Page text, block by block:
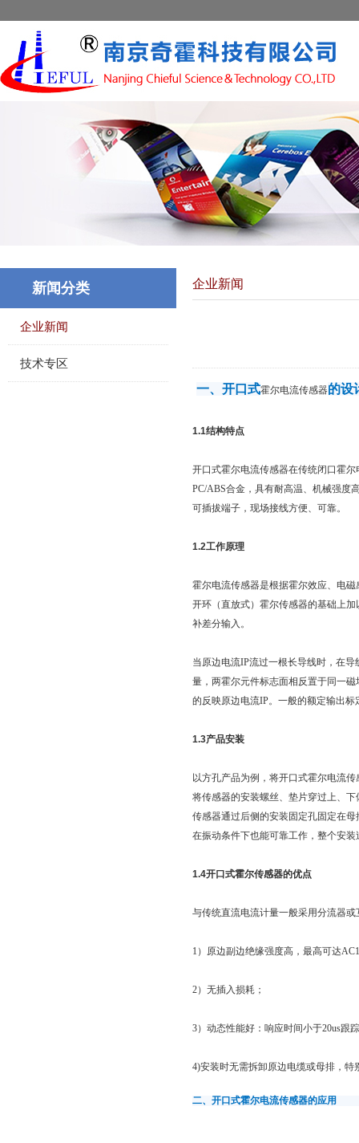
新闻分类
企业新闻
技术专区
企业新闻
一、开口式霍尔电流传感器的设
1.1结构特点
开口式霍尔电流传感器在传统闭口霍
PC/ABS合金，具有耐高温、机械强度
可插拔端子，现场接线方便、可靠。
1.2工作原理
霍尔电流传感器是根据霍尔效应、电
开环（直放式）霍尔传感器的基础上
补差分输入。
当原边电流IP流过一根长导线时，在
量，两霍尔元件标志面相反置于同一
的反映原边电流IP。一般的额定输出标
1.3产品安装
以方孔产品为例，将开口式霍尔电流
将传感器的安装螺丝、垫片穿过上、
传感器通过后侧的安装固定孔固定在
在振动条件下也能可靠工作，整个安
1.4开口式霍尔传感器的优点
与传统直流电流计量一般采用分流器
1）原边副边绝缘强度高，最高可达
2）无插入损耗；
3）动态性能好：响应时间小于20us跟
4)安装时无需拆卸原边电缆或母排，
二、开口式霍尔电流传感器的应用